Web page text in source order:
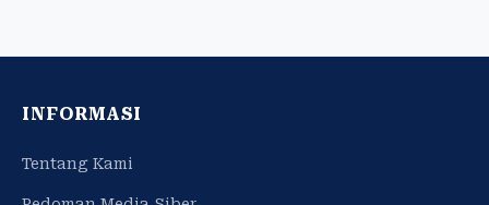
INFORMASI
Tentang Kami